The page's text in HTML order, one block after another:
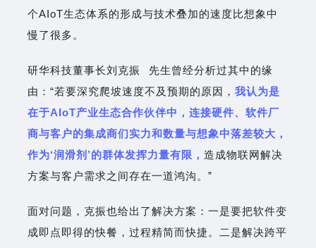
个AIoT生态体系的形成与技术叠加的速度比想象中
慢了很多。
研华科技董事长刘克振
先生曾经分析过其中的缘
由：“若要深究爬坡速度不及预期的原因， 我认为是
在于AIoT产业生态合作伙伴中，连接硬件、软件厂
商与客户的集成商们实力和数量与想象中落差较大，
作为‘润滑剂’的群体发挥力量有限， 造成物联网解决
方案与客户需求之间存在一道鸿沟。”
面对问题，克振也给出了解决方案：一是要把软件变
成即点即得的快餐，过程精简而快捷。二是解决跨平